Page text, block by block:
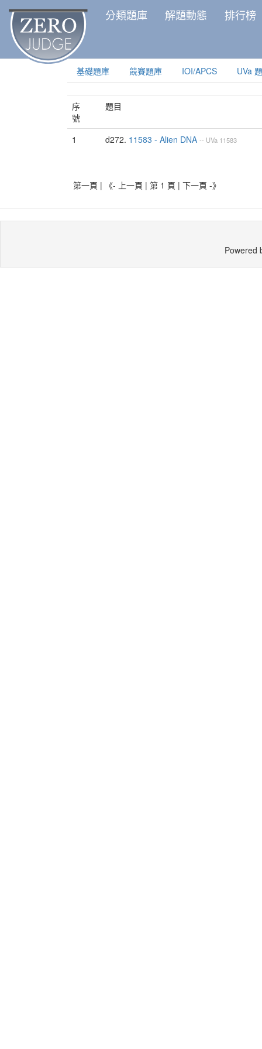
分類題庫 解題動態 排行榜
基礎題庫 競賽題庫 IOI/APCS UVa
序
號
題目
1 d272. 11583 - Alien DNA -- UVa 11583
第一頁 | 《- 上一頁 | 第 1 頁 | 下一頁 -》
Powered